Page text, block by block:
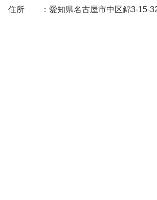
住所 ：愛知県名古屋市中区錦3-15-